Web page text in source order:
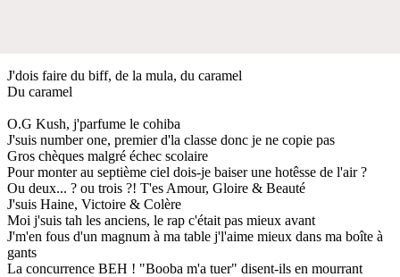
J'dois faire du biff, de la mula, du caramel
Du caramel
O.G Kush, j'parfume le cohiba
J'suis number one, premier d'la classe donc je ne copie pas
Gros chèques malgré échec scolaire
Pour monter au septième ciel dois-je baiser une hotêsse de l'air ?
Ou deux... ? ou trois ?! T'es Amour, Gloire & Beauté
J'suis Haine, Victoire & Colère
Moi j'suis tah les anciens, le rap c'était pas mieux avant
J'm'en fous d'un magnum à ma table j'l'aime mieux dans ma boîte à
gants
La concurrence BEH ! "Booba m'a tuer" disent-ils en mourrant